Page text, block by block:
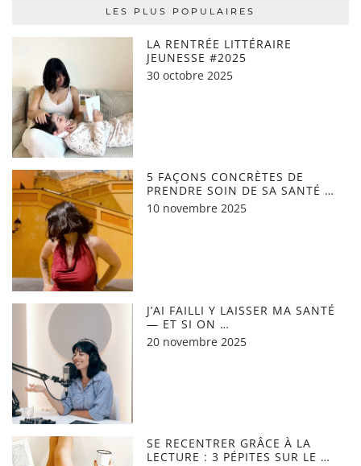
LES PLUS POPULAIRES
LA RENTRÉE LITTÉRAIRE
JEUNESSE #2025
30 octobre 2025
5 FAÇONS CONCRÈTES DE
PRENDRE SOIN DE SA SANTÉ …
10 novembre 2025
J’AI FAILLI Y LAISSER MA SANTÉ
— ET SI ON …
20 novembre 2025
SE RECENTRER GRÂCE À LA
LECTURE : 3 PÉPITES SUR LE …